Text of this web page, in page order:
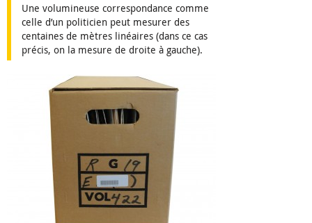
Une volumineuse correspondance comme
celle d’un politicien peut mesurer des
centaines de mètres linéaires (dans ce cas
précis, on la mesure de droite à gauche).